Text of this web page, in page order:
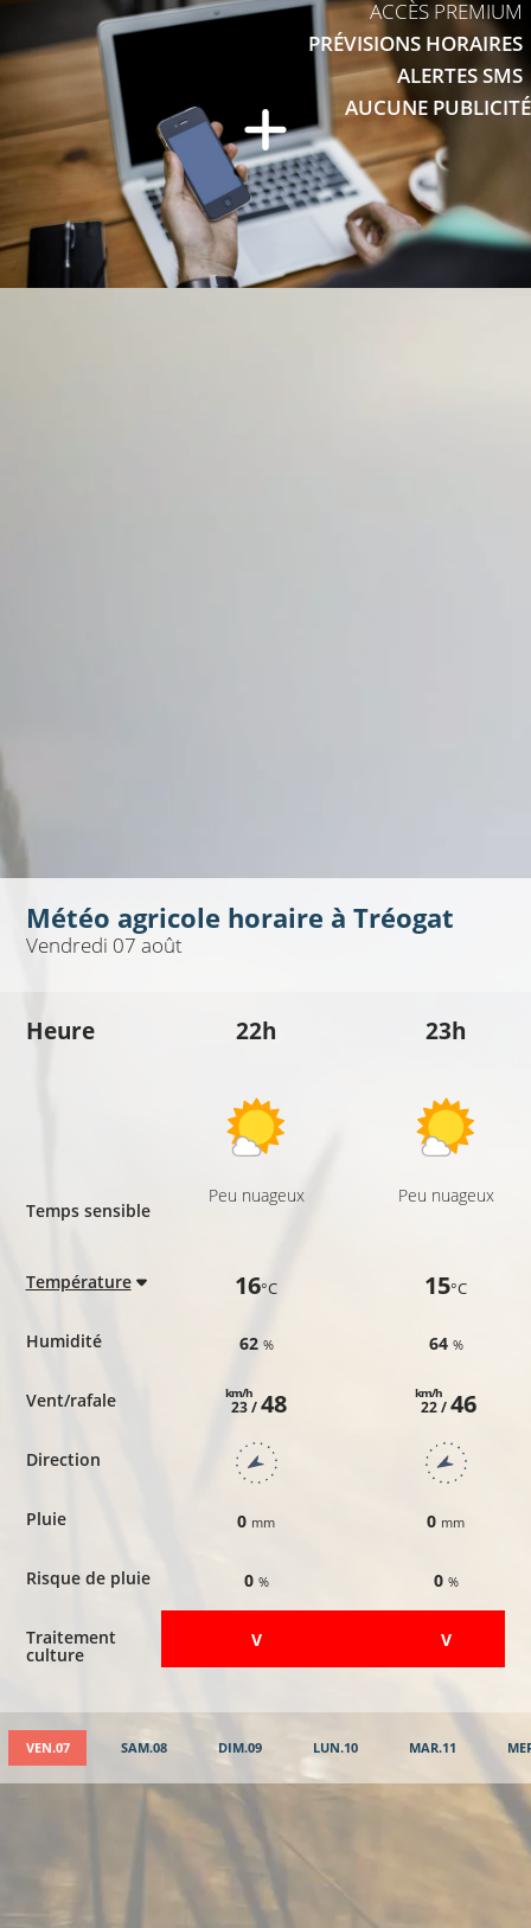
ACCÈS PREMIUM
PRÉVISIONS HORAIRES
ALERTES SMS
AUCUNE PUBLICITÉ
Météo agricole horaire à Tréogat
Vendredi 07 août
Heure
Temps sensible
Température
Humidité
Vent/rafale
Direction
Pluie
Risque de pluie
Traitement
culture
22h
Peu nuageux
16°C
62 %
23 /
km/h 48
0 mm
0 %
​V
23h
Peu nuageux
15°C
64 %
22 /
km/h 46
0 mm
0 %
​V
VEN.07 SAM.08 DIM.09 LUN.10 MAR.11